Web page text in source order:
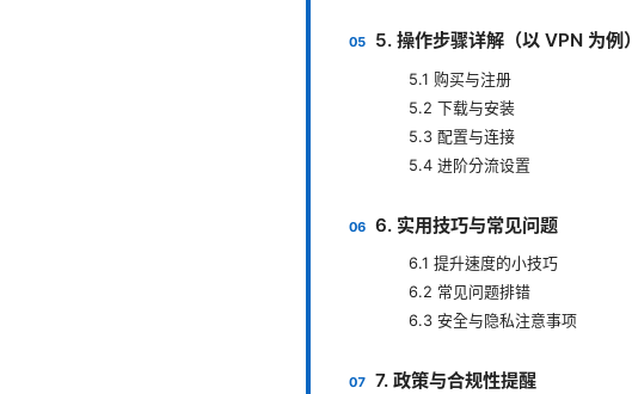
5. 操作步骤详解（以 VPN 为例）
5.1 购买与注册
5.2 下载与安装
5.3 配置与连接
5.4 进阶分流设置
6. 实用技巧与常见问题
6.1 提升速度的小技巧
6.2 常见问题排错
6.3 安全与隐私注意事项
7. 政策与合规性提醒